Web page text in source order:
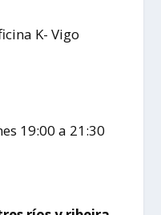
K- Vigo
19:00 a 21:30